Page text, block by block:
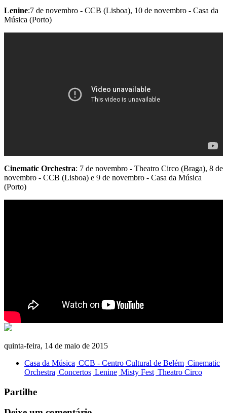
Lenine:7 de novembro - CCB (Lisboa), 10 de novembro - Casa da
Música (Porto)
Cinematic Orchestra: 7 de novembro - Theatro Circo (Braga), 8 de
novembro - CCB (Lisboa) e 9 de novembro - Casa da Música
(Porto)
quinta-feira, 14 de maio de 2015
Casa da Música CCB - Centro Cultural de Belém Cinematic
Orchestra Concertos Lenine Misty Fest Theatro Circo
Partilhe